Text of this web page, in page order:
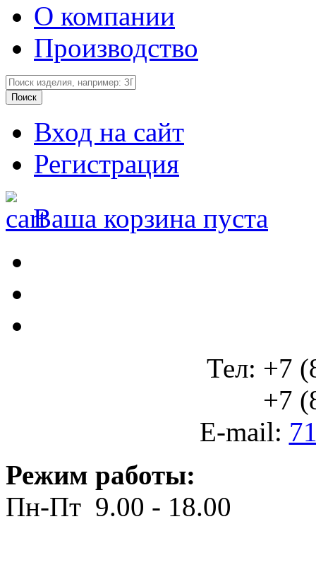
О компании
Производство
Вход на сайт
Регистрация
Ваша корзина пуста
Тел: +7
+7
E-mail:
Режим работы:
Пн-Пт 9.00 - 18.00